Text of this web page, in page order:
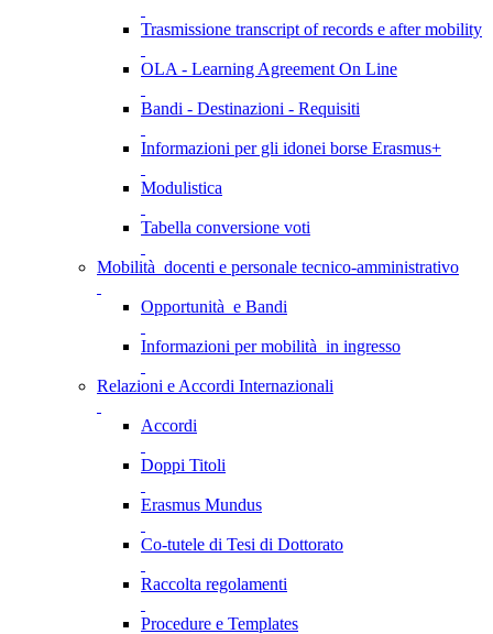
Trasmissione transcript of records e after mobility
OLA - Learning Agreement On Line
Bandi - Destinazioni - Requisiti
Informazioni per gli idonei borse Erasmus+
Modulistica
Tabella conversione voti
Mobilità docenti e personale tecnico-amministrativo
Opportunità e Bandi
Informazioni per mobilità in ingresso
Relazioni e Accordi Internazionali
Accordi
Doppi Titoli
Erasmus Mundus
Co-tutele di Tesi di Dottorato
Raccolta regolamenti
Procedure e Templates